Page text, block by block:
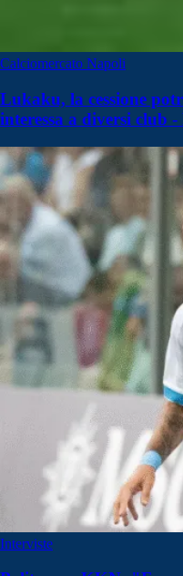
Calciomercato Napoli
Lukaku, la cessione
interessa a diversi club -
Interviste